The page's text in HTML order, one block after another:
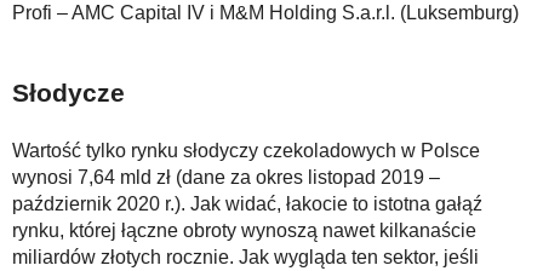
Profi – AMC Capital IV i M&M Holding S.a.r.l. (Luksemburg)
Słodycze
Wartość tylko rynku słodyczy czekoladowych w Polsce
wynosi 7,64 mld zł (dane za okres listopad 2019 –
październik 2020 r.). Jak widać, łakocie to istotna gałąź
rynku, której łączne obroty wynoszą nawet kilkanaście
miliardów złotych rocznie. Jak wygląda ten sektor, jeśli